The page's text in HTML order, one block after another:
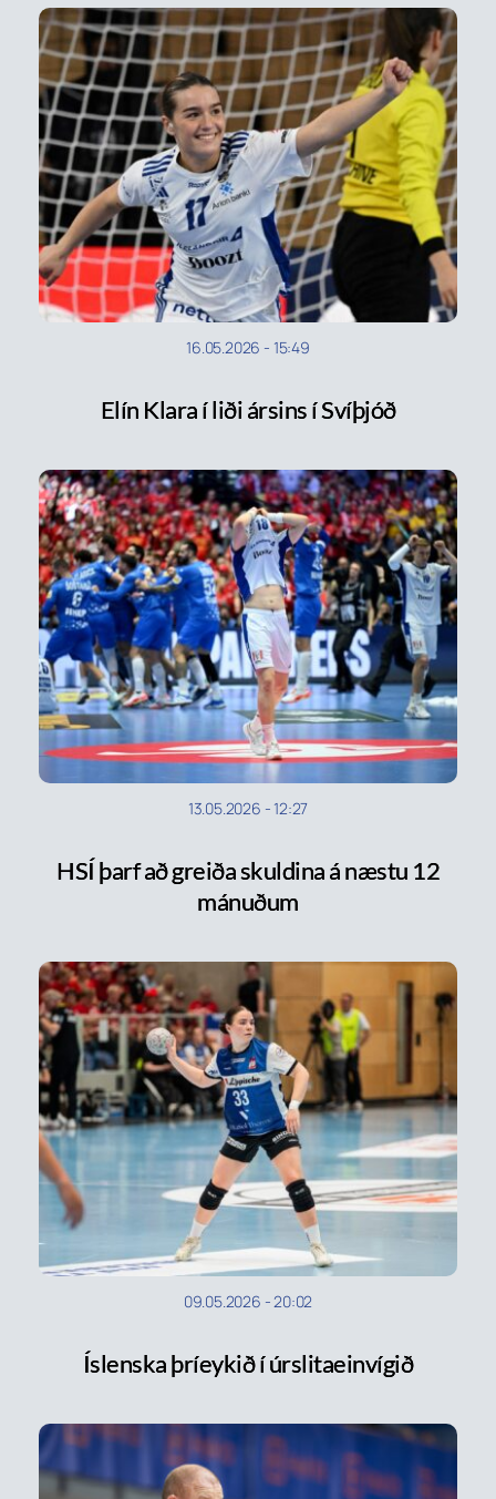
16.05.2026 - 15:49
Elín Klara í liði ársins í Svíþjóð
13.05.2026 -12:27
HSÍ þarf að greiða skuldina á næstu 12
mánuðum
09.05.2026 -20:02
Íslenska þríeykið í úrslitaeinvígið